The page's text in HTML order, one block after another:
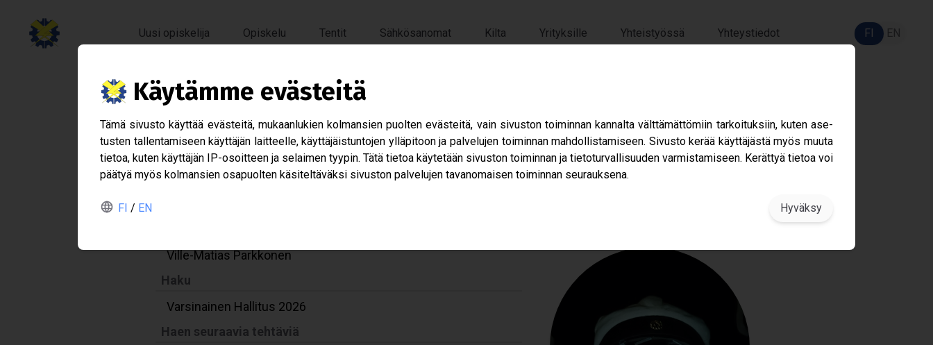
Uusi opiskelija Opiskelu Tentit Sähkösanomat Kilta Yrityksille Yhteistyössä Yhteystiedot FI EN
Var­si­nai­nen Hal­li­tus 2026 -
Hake­mus
Ville-Matias Parkkonen
Haku
Varsinainen Hallitus 2026
Haen seuraavia tehtäviä
Käy­tämme eväs­teitä
Tämä sivusto käyt­tää eväs­teitä, mukaan­lu­kien kol­man­sien puol­ten eväs­teitä, vain sivus­ton toi­min­nan kan­nalta vält­tä­mät­tö­miin tar­koi­tuk­siin, kuten ase­
tus­ten tal­len­ta­mi­seen käyt­tä­jän lait­teelle, käyt­tä­jäis­tun­to­jen yllä­pi­toon ja pal­ve­lu­jen toi­min­nan mah­dol­lis­ta­mi­seen. Sivusto kerää käyt­tä­jästä myös muuta
tie­toa, kuten käyt­tä­jän IP-​osoitteen ja selai­men tyy­pin. Tätä tie­toa käy­te­tään sivus­ton toi­min­nan ja tie­to­tur­val­li­suu­den var­mis­ta­mi­seen. Kerät­tyä tie­toa voi
pää­tyä myös kol­man­sien osa­puol­ten käsi­tel­tä­väksi sivus­ton pal­ve­lu­jen tavan­omai­sen toi­min­nan seu­rauk­sena.
FI / EN